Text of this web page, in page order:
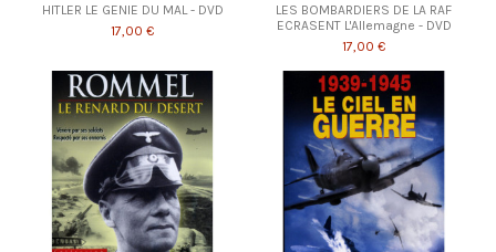
HITLER LE GENIE DU MAL - DVD
17,00 €
LES BOMBARDIERS DE LA RAF
ECRASENT L'Allemagne - DVD
17,00 €